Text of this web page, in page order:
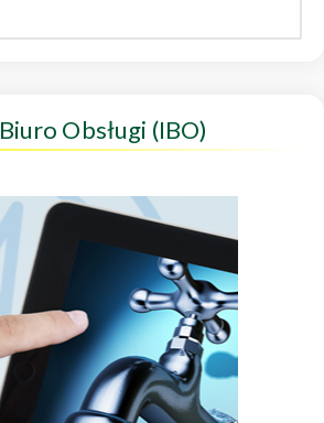
Biuro Obsługi (IBO)